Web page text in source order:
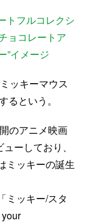
トフルコレクシ
ョコレートア
”イメージ
ッキーマウス
るという。
のアニメ映画
ーしており、
ミッキーの誕生
ミッキー/スタ